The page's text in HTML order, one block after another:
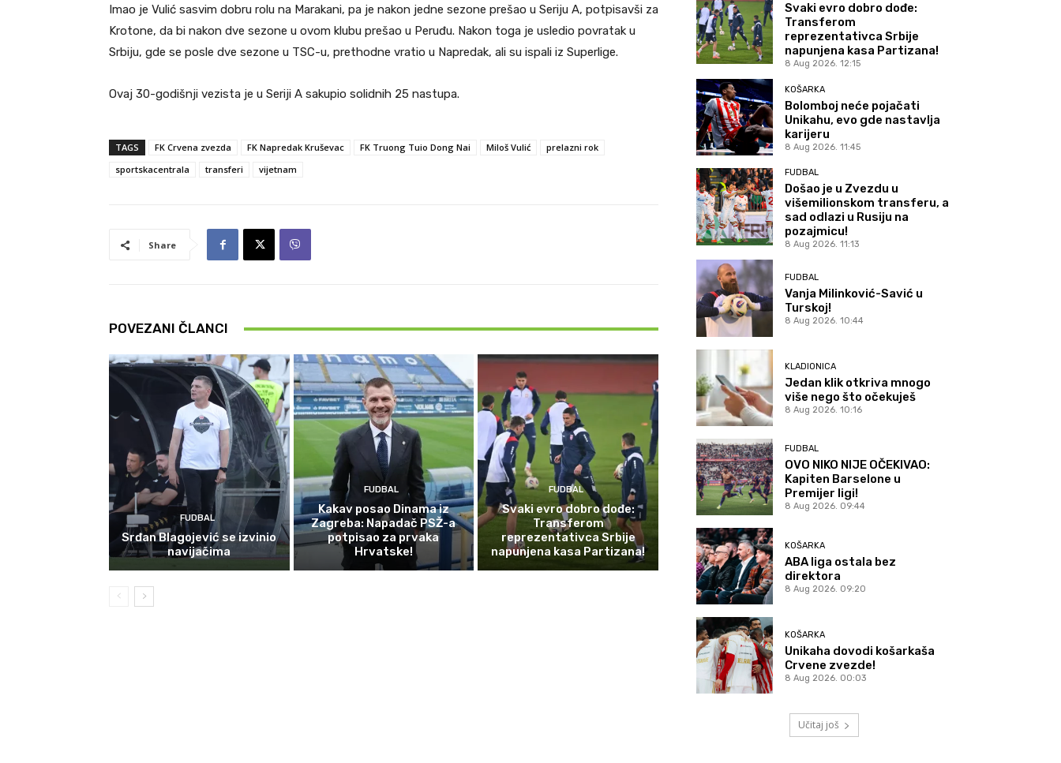
Imao je Vulić sasvim dobru rolu na Marakani, pa je nakon jedne sezone prešao u Seriju A, potpisavši za
Krotone, da bi nakon dve sezone u ovom klubu prešao u Peruđu. Nakon toga je usledio povratak u
Srbiju, gde se posle dve sezone u TSC-u, prethodne vratio u Napredak, ali su ispali iz Superlige.
Ovaj 30-godišnji vezista je u Seriji A sakupio solidnih 25 nastupa.
TAGS FK Crvena zvezda FK Napredak Kruševac FK Truong Tuio Dong Nai Miloš Vulić
prelazni rok
sportskacentrala
transferi vijetnam
Share
POVEZANI ČLANCI
FUDBAL
Srđan Blagojević se izvinio
navijačima
FUDBAL
Kakav posao Dinama iz
Zagreba: Napadač PSŽ-a
potpisao za prvaka
Hrvatske!
FUDBAL
Svaki evro dobro dođe:
Transferom
reprezentativca Srbije
napunjena kasa Partizana!
Svaki evro dobro dođe:
Transferom
reprezentativca Srbije
napunjena kasa Partizana!
8 Aug 2026. 12:15
KOŠARKA
Bolomboj neće pojačati
Unikahu, evo gde nastavlja
karijeru
8 Aug 2026. 11:45
FUDBAL
Došao je u Zvezdu u
višemilionskom transferu, a
sad odlazi u Rusiju na
pozajmicu!
8 Aug 2026. 11:13
FUDBAL
Vanja Milinković-Savić u
Turskoj!
8 Aug 2026. 10:44
KLADIONICA
Jedan klik otkriva mnogo
više nego što očekuješ
8 Aug 2026. 10:16
FUDBAL
OVO NIKO NIJE OČEKIVAO:
Kapiten Barselone u
Premijer ligi!
8 Aug 2026. 09:44
KOŠARKA
ABA liga ostala bez
direktora
8 Aug 2026. 09:20
KOŠARKA
Unikaha dovodi košarkaša
Crvene zvezde!
8 Aug 2026. 00:03
Učitaj još